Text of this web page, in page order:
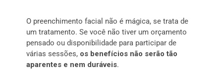
O preenchimento facial não é mágica, se trata de
um tratamento. Se você não tiver um orçamento
pensado ou disponibilidade para participar de
várias sessões, os benefícios não serão tão
aparentes e nem duráveis.